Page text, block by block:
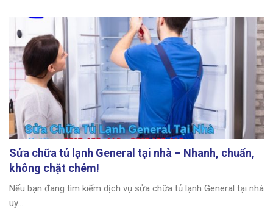
Sửa chữa tủ lạnh General tại nhà – Nhanh, chuẩn,
không chặt chém!
Nếu bạn đang tìm kiếm dịch vụ sửa chữa tủ lạnh General tại nhà
uy...